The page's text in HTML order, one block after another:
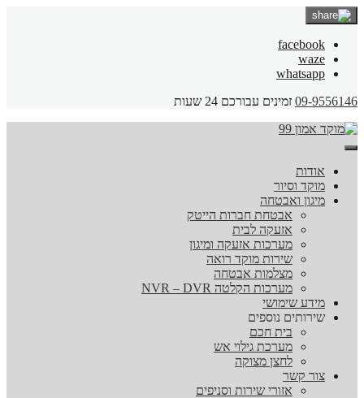
facebook
waze
whatsapp
09-9556146 זמינים עבורכם 24 שעות
אודות
מוקד וסיור
מיגון ואבטחה
אבטחת חברות הייטק
אזעקה לבית
מערכות אזעקה ומיגון
שירות מוקד רואה
מצלמות אבטחה
מערכות הקלטה NVR – DVR
מידע שימושי
שירותים נוספים
בית חכם
מערכת גילוי אש
לחצן מצוקה
צור קשר
אזורי שירות וסניפים